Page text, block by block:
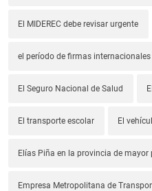
El MIDEREC debe revisar urgente
el período de firmas internacionales
El Seguro Nacional de Salud
El transporte escolar El
Elías Piña en la provincia de mayor
Empresa Metropolitana de